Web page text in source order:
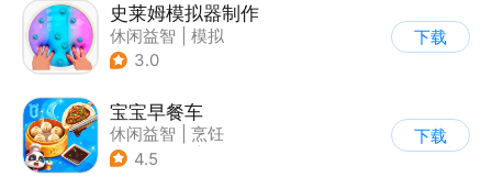
史莱姆模拟器制作
休闲益智
模拟
| 史莱姆
3.0
下载
宝宝早餐车
休闲益智
烹饪
| 宝宝巴士
4.5
下载